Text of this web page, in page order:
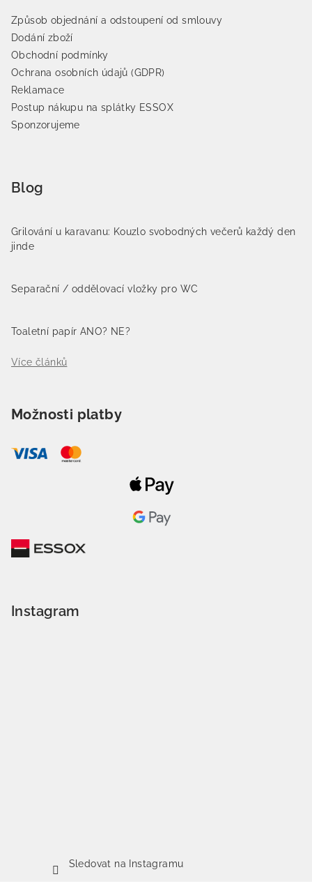
Způsob objednání a odstoupení od smlouvy
Dodání zboží
Obchodní podmínky
Ochrana osobních údajů (GDPR)
Reklamace
Postup nákupu na splátky ESSOX
Sponzorujeme
Blog
Grilování u karavanu: Kouzlo svobodných večerů každý den
jinde
Separační / oddělovací vložky pro WC
Toaletní papír ANO? NE?
Více článků
Možnosti platby
Instagram
Sledovat na Instagramu